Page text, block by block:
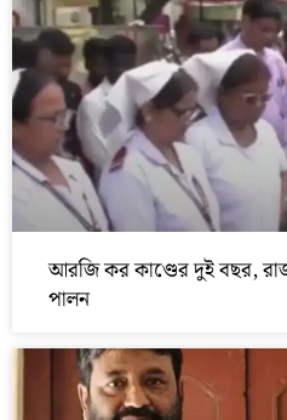
আরজি কর কাণ্ডের দুই বছর,
পালন